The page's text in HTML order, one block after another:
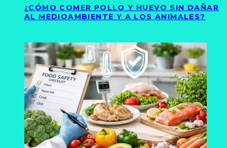
¿CÓMO COMER POLLO Y HUEVO SIN DAÑAR
AL MEDIOAMBIENTE Y A LOS ANIMALES?